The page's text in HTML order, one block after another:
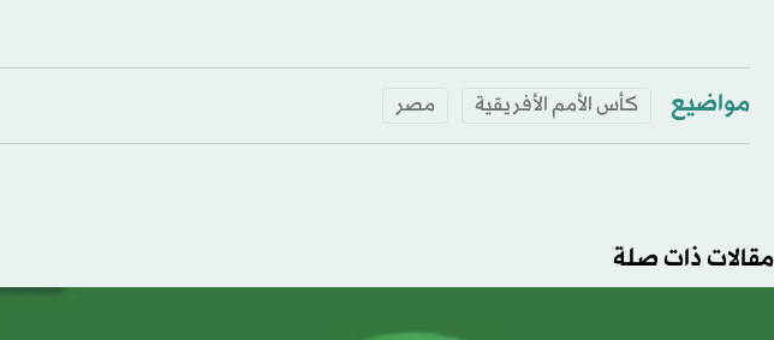
مواضيع كأس الأمم الأفريقية مصر
مقالات ذات صلة